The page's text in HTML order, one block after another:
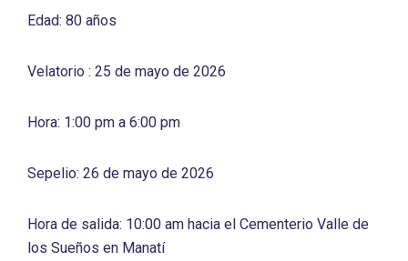
Edad: 80 años
Velatorio : 25 de mayo de 2026
Hora: 1:00 pm a 6:00 pm
Sepelio: 26 de mayo de 2026
Hora de salida: 10:00 am hacia el Cementerio Valle de
los Sueños en Manatí